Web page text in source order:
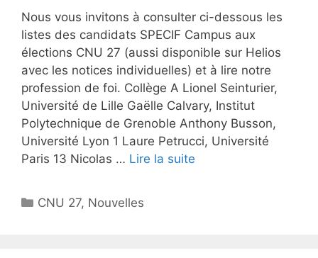
Nous vous invitons à consulter ci-dessous les
listes des candidats SPECIF Campus aux
élections CNU 27 (aussi disponible sur Helios
avec les notices individuelles) et à lire notre
profession de foi. Collège A Lionel Seinturier,
Université de Lille Gaëlle Calvary, Institut
Polytechnique de Grenoble Anthony Busson,
Université Lyon 1 Laure Petrucci, Université
Paris 13 Nicolas … Lire la suite
Catégories
CNU 27, Nouvelles